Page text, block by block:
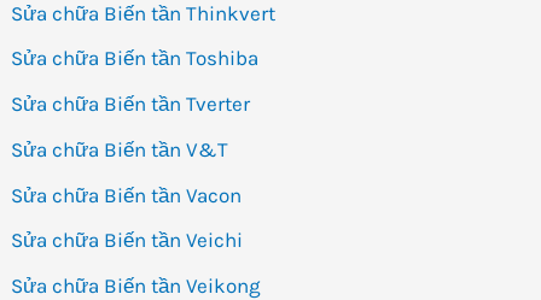
Sửa chữa Biến tần Thinkvert
Sửa chữa Biến tần Toshiba
Sửa chữa Biến tần Tverter
Sửa chữa Biến tần V&T
Sửa chữa Biến tần Vacon
Sửa chữa Biến tần Veichi
Sửa chữa Biến tần Veikong